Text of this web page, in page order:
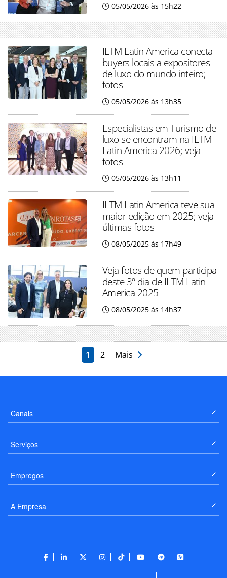
05/05/2026 às 15h22
ILTM Latin America conecta
buyers locais a expositores
de luxo do mundo inteiro;
fotos
05/05/2026 às 13h35
Especialistas em Turismo de
luxo se encontram na ILTM
Latin America 2026; veja
fotos
05/05/2026 às 13h11
ILTM Latin America teve sua
maior edição em 2025; veja
últimas fotos
08/05/2025 às 17h49
Veja fotos de quem participa
deste 3º dia de ILTM Latin
America 2025
08/05/2025 às 14h37
1 2 Mais
Canais
Serviços
Empregos
A Empresa